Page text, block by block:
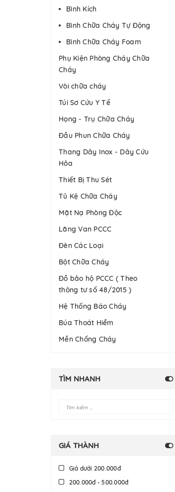
Bình Kích
Bình Chữa Cháy Tự Động
Bình Chữa Cháy Foam
Phụ Kiện Phòng Cháy Chữa
Cháy
Vòi chữa cháy
Túi Sơ Cứu Y Tế
Họng - Trụ Chữa Cháy
Đầu Phun Chữa Cháy
Thang Dây Inox - Dây Cứu
Hỏa
Thiết Bị Thu Sét
Tủ Kệ Chữa Cháy
Mặt Nạ Phòng Độc
Lăng Van PCCC
Đèn Các Loại
Bột Chữa Cháy
Đồ bảo hộ PCCC ( Theo
thông tư số 48/2015 )
Hệ Thống Báo Cháy
Búa Thoát Hiểm
Mền Chống Cháy
TÌM NHANH
GIÁ THÀNH
Giá dưới 200.000đ
200.000đ - 500.000đ